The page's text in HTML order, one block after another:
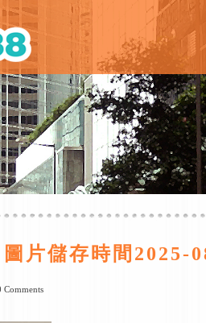
片儲存時間2025-
Comments